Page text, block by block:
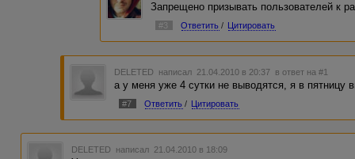
Запрещено призывать пользователей к
#3 Ответить / Цитировать
DELETED написал 21.04.2010 в 20:37 в ответ на #1
а у меня уже 4 сутки не выводятся, я в пятницу
#7 Ответить / Цитировать
DELETED написал 21.04.2010 в 18:09